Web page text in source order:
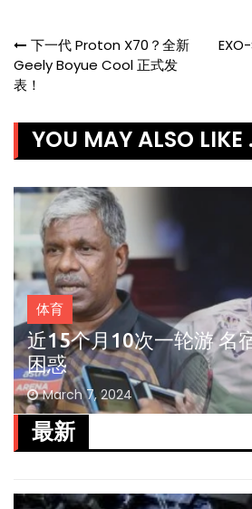
Post
navigation
下一代 Proton X70？全新
Geely Boyue Cool 正式发
表！
YOU MAY ALSO LIKE
体育
近15个月10次一轮游 名
困惑
March 7, 2024
最新